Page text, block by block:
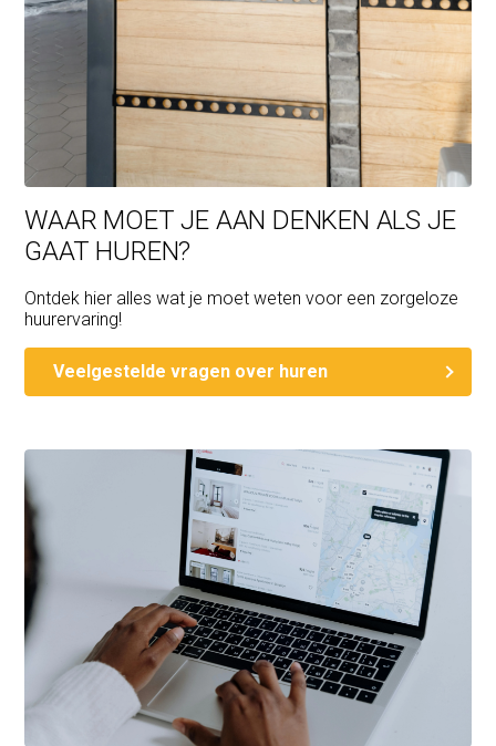
WAAR MOET JE AAN DENKEN ALS JE
GAAT HUREN?
Ontdek hier alles wat je moet weten voor een zorgeloze
huurervaring!
Veelgestelde vragen over huren